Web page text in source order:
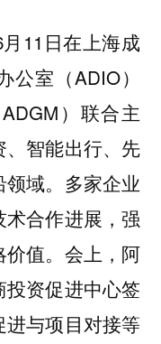
11日在上海成
室（ADIO）
）联合主
智能出行、先
域。多家企业
合作进展，强
值。会上，阿
资促进中心签
与项目对接等